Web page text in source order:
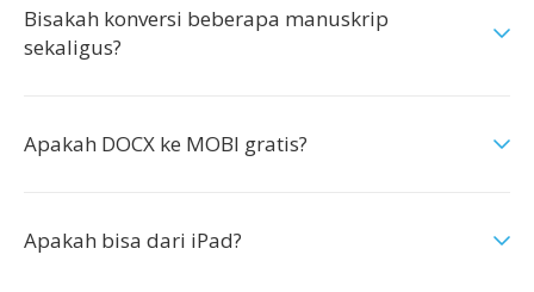
Bisakah konversi beberapa manuskrip
sekaligus?
Apakah DOCX ke MOBI gratis?
Apakah bisa dari iPad?